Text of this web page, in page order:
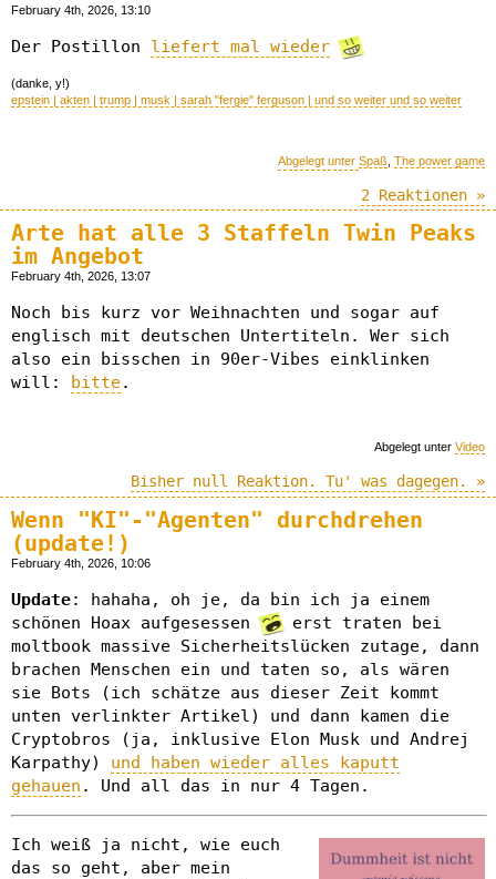
February 4th, 2026, 13:10
Der Postillon liefert mal wieder
(danke, y!)
epstein | akten | trump | musk | sarah "fergie" ferguson | und so weiter und so weiter
Abgelegt unter Spaß The power game
2 Reaktionen »
Arte hat alle 3 Staffeln Twin Peaks
im Angebot
February 4th, 2026, 13:07
Noch bis kurz vor Weihnachten und sogar auf
englisch mit deutschen Untertiteln. Wer sich
also ein bisschen in 90er-Vibes einklinken
will:
bitte.
Abgelegt unter Video
Bisher null Reaktion. Tu' was dagegen. »
Wenn "KI"-"Agenten" durchdrehen
(update!)
February 4th, 2026, 10:06
Update: hahaha, oh je, da bin ich ja einem
schönen Hoax aufgesessen
erst traten bei
moltbook massive Sicherheitslücken zutage, dann
brachen Menschen ein und taten so, als wären
sie Bots (ich schätze aus dieser Zeit kommt
unten verlinkter Artikel) und dann kamen die
Cryptobros (ja, inklusive Elon Musk und Andrej
Karpathy) und haben wieder alles kaputt
gehauen . Und all das in nur 4 Tagen.
Ich weiß ja nicht, wie euch
das so geht, aber mein